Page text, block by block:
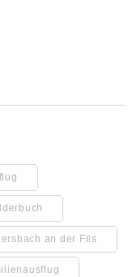
an der Fils